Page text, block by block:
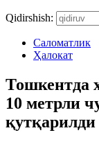
Qidirshish:
Саломатлик
Ҳалокат
Тошкентда
10 метрли
қутқарилди